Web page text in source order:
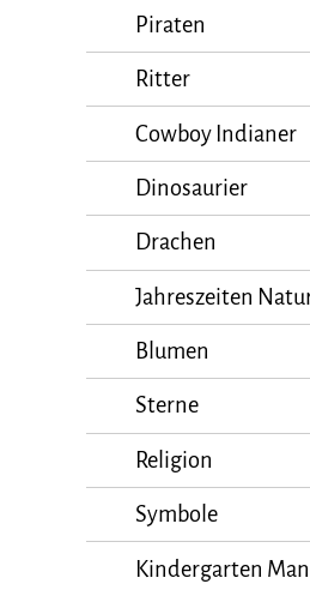
Piraten
Ritter
Cowboy Indianer
Dinosaurier
Drachen
Jahreszeiten
Blumen
Sterne
Religion
Symbole
Kindergarten